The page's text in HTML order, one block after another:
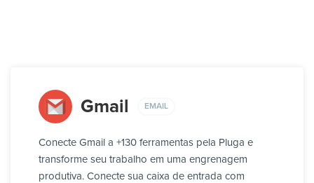
Gmail EMAIL
Conecte Gmail a +130 ferramentas pela Pluga e
transforme seu trabalho em uma engrenagem
produtiva. Conecte sua caixa de entrada com